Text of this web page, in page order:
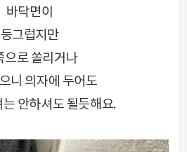
바닥면이
둥그럽지만
으로 쏠리거나
니 의자에 두어도
안하셔도 될듯해요.